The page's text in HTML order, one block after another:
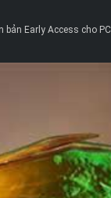
Early Access cho